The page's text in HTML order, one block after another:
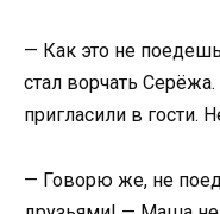
— Как это не
стал ворчать
пригласили в гости.
— Говорю же, не